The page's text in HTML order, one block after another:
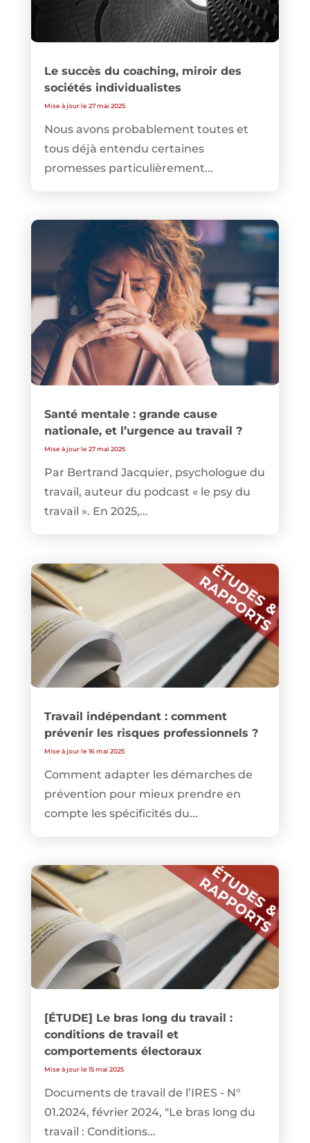
Le succès du coaching, miroir des
sociétés individualistes
Mise à jour le 27 mai 2025
Nous avons probablement toutes et
tous déjà entendu certaines
promesses particulièrement...
Santé mentale : grande cause
nationale, et l’urgence au travail ?
Mise à jour le 27 mai 2025
Par Bertrand Jacquier, psychologue du
travail, auteur du podcast « le psy du
travail ». En 2025,...
Travail indépendant : comment
prévenir les risques professionnels ?
Mise à jour le 16 mai 2025
Comment adapter les démarches de
prévention pour mieux prendre en
compte les spécificités du...
[ÉTUDE] Le bras long du travail :
conditions de travail et
comportements électoraux
Mise à jour le 15 mai 2025
Documents de travail de l’IRES - N°
01.2024, février 2024, "Le bras long du
travail : Conditions...